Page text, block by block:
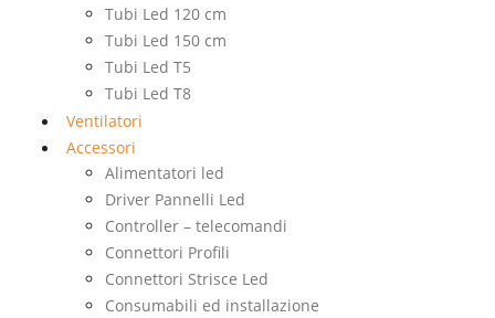
Tubi Led 120 cm
Tubi Led 150 cm
Tubi Led T5
Tubi Led T8
Ventilatori
Accessori
Alimentatori led
Driver Pannelli Led
Controller – telecomandi
Connettori Profili
Connettori Strisce Led
Consumabili ed installazione